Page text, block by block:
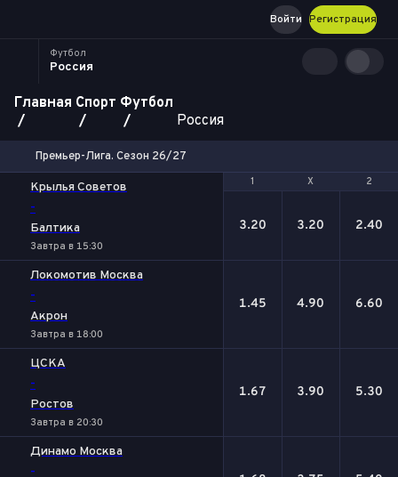
Регистрация
Войти
Футбол
Россия
Главная Спорт Футбол
Россия
Премьер-Лига. Сезон 26/27
1 Х 2
Крылья Советов
-
Балтика
Завтра в 15:30
1 Х 2
3.20 3.20 2.40
Локомотив Москва
-
Акрон
Завтра в 18:00
1.45 4.90 6.60
ЦСКА
-
Ростов
Завтра в 20:30
1.67 3.90 5.30
Динамо Москва
-